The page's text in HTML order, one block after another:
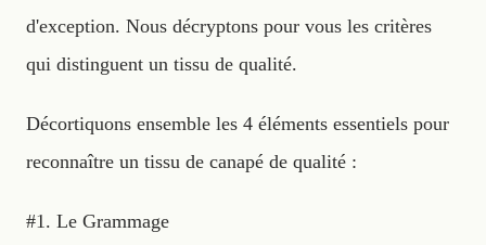
d'exception. Nous décryptons pour vous les critères
qui distinguent un tissu de qualité.
Décortiquons ensemble les 4 éléments essentiels pour
reconnaître un tissu de canapé de qualité :
#1. Le Grammage